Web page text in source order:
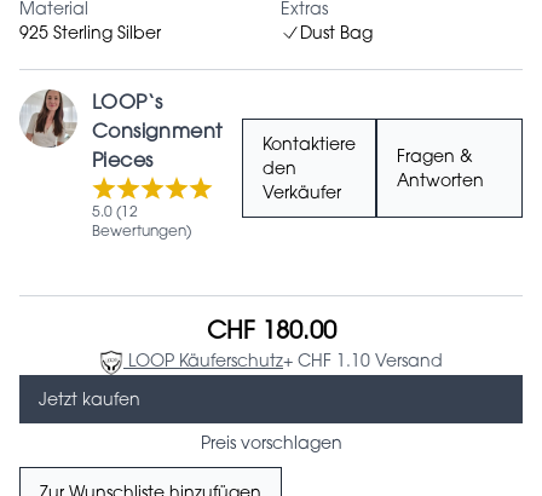
Material
925 Sterling Silber
Extras
Dust Bag
LOOP‘s
Consignment
Pieces
5.0 (12
Bewertungen)
Kontaktiere
den
Verkäufer
Fragen &
Antworten
CHF 180.00
LOOP Käuferschutz+ CHF 1.10 Versand
Jetzt kaufen
Preis vorschlagen